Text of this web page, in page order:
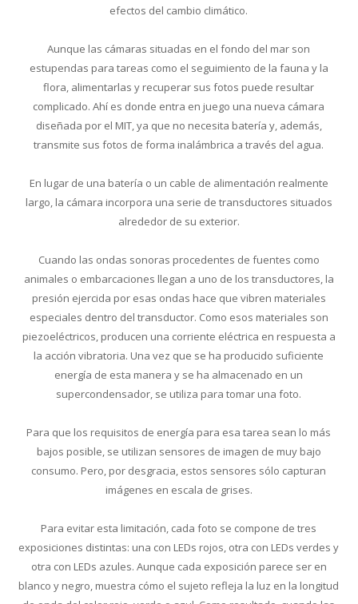
efectos del cambio climático.
Aunque las cámaras situadas en el fondo del mar son
estupendas para tareas como el seguimiento de la fauna y la
flora, alimentarlas y recuperar sus fotos puede resultar
complicado. Ahí es donde entra en juego una nueva cámara
diseñada por el MIT, ya que no necesita batería y, además,
transmite sus fotos de forma inalámbrica a través del agua.
En lugar de una batería o un cable de alimentación realmente
largo, la cámara incorpora una serie de transductores situados
alrededor de su exterior.
Cuando las ondas sonoras procedentes de fuentes como
animales o embarcaciones llegan a uno de los transductores, la
presión ejercida por esas ondas hace que vibren materiales
especiales dentro del transductor. Como esos materiales son
piezoeléctricos, producen una corriente eléctrica en respuesta a
la acción vibratoria. Una vez que se ha producido suficiente
energía de esta manera y se ha almacenado en un
supercondensador, se utiliza para tomar una foto.
Para que los requisitos de energía para esa tarea sean lo más
bajos posible, se utilizan sensores de imagen de muy bajo
consumo. Pero, por desgracia, estos sensores sólo capturan
imágenes en escala de grises.
Para evitar esta limitación, cada foto se compone de tres
exposiciones distintas: una con LEDs rojos, otra con LEDs verdes y
otra con LEDs azules. Aunque cada exposición parece ser en
blanco y negro, muestra cómo el sujeto refleja la luz en la longitud